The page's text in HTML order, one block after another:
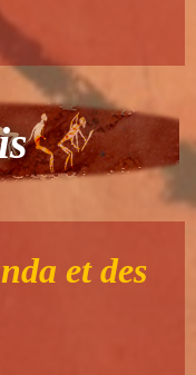
et des